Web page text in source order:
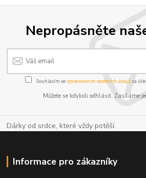
Nepropásněte
Souhlasím se zpracováním osobních údajůza
Můžete se kdykoli odhlásit. Zasíláme
Dárky od srdce, které vždy potěší.
Informace pro zákazníky